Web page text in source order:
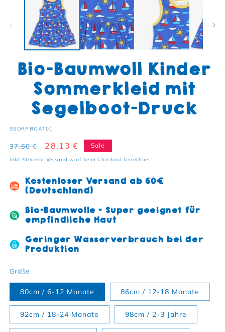
Bio-Baumwoll Kinder
Sommerkleid mit
Segelboot-Druck
SKU:
SSDRPBOAT01
Normaler Preis
37,50 € Verkaufspreis
28,13 € Sale
Inkl. Steuern. Versand wird beim Checkout berechnet
Kostenloser Versand ab 60€
(Deutschland)
Bio-Baumwolle - Super geeignet für
empfindliche Haut
Geringer Wasserverbrauch bei der
Produktion
Größe
80cm / 6-12 Monate 86cm / 12-18 Monate
92cm / 18-24 Monate 98cm / 2-3 Jahre